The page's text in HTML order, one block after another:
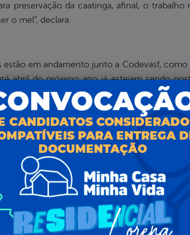
preservação da caatinga, afinal, o trabalho
o mel”, declara.
estão em andamento junto a Codevasf,
abril do próximo ano já estejam sendo
projetos, a cada uma deve ser entregue 10
é de que em dois anos, cada família já possua
E-sic
Como solicitar